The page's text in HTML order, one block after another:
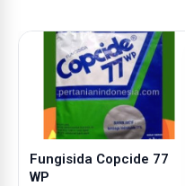
Fungisida Copcide 77
WP